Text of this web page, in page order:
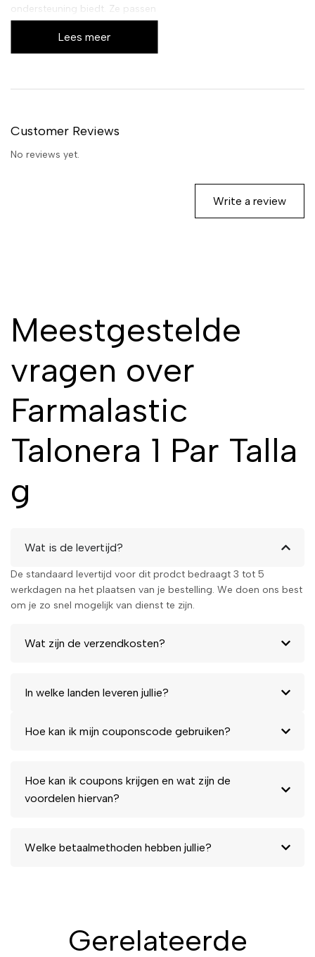
ondersteuning biedt. Ze passen
naadloos in elke schoen en zijn
ideaal voor dagelijks gebruik,
sportactiviteiten of lange
ongeëvenaard comfort en
Lees meer
Customer Reviews
No reviews yet.
Write a review
Meestgestelde
vragen over
Farmalastic
Talonera 1 Par Talla
g
Wat is de levertijd?
De standaard levertijd voor dit prodct bedraagt 3 tot 5
werkdagen na het plaatsen van je bestelling. We doen ons best
om je zo snel mogelijk van dienst te zijn.
Wat zijn de verzendkosten?
In welke landen leveren jullie?
Hoe kan ik mijn couponscode gebruiken?
Hoe kan ik coupons krijgen en wat zijn de
voordelen hiervan?
Welke betaalmethoden hebben jullie?
Gerelateerde